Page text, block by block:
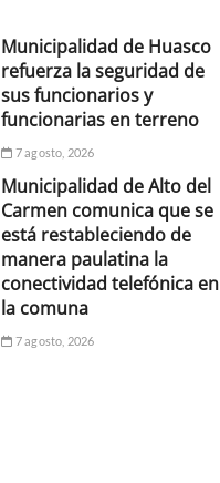
Municipalidad de Huasco
refuerza la seguridad de
sus funcionarios y
funcionarias en terreno
7 agosto, 2026
Municipalidad de Alto del
Carmen comunica que se
está restableciendo de
manera paulatina la
conectividad telefónica en
la comuna
7 agosto, 2026